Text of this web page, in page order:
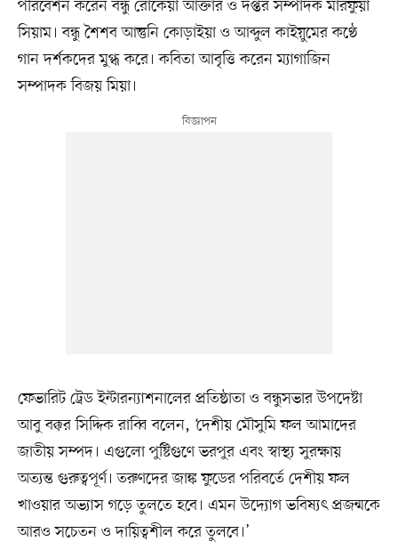
পরিবেশন করেন বন্ধু রোকেয়া আক্তার ও দপ্তর সম্পাদক মারফুয়া
সিয়াম। বন্ধু শৈশব আন্তুনি কোড়াইয়া ও আব্দুল কাইয়ুমের কণ্ঠে
গান দর্শকদের মুগ্ধ করে। কবিতা আবৃত্তি করেন ম্যাগাজিন
সম্পাদক বিজয় মিয়া।
ফেভারিট ট্রেড ইন্টারন্যাশনালের প্রতিষ্ঠাতা ও বন্ধুসভার উপদেষ্টা
আবু বক্কর সিদ্দিক রাব্বি বলেন, ‘দেশীয় মৌসুমি ফল আমাদের
জাতীয় সম্পদ। এগুলো পুষ্টিগুণে ভরপুর এবং স্বাস্থ্য সুরক্ষায়
অত্যন্ত গুরুত্বপূর্ণ। তরুণদের জাঙ্ক ফুডের পরিবর্তে দেশীয় ফল
খাওয়ার অভ্যাস গড়ে তুলতে হবে। এমন উদ্যোগ ভবিষ্যৎ প্রজন্মকে
আরও সচেতন ও দায়িত্বশীল করে তুলবে।’